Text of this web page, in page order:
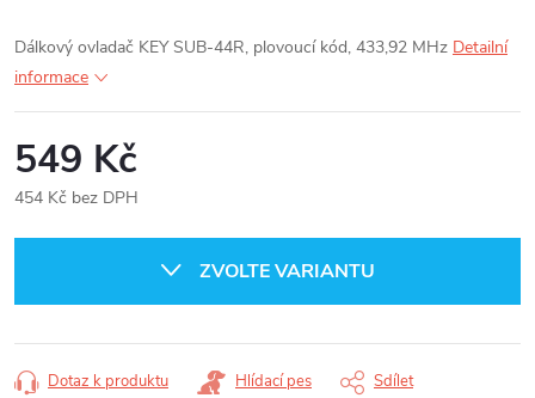
Dálkový ovladač KEY SUB-44R, plovoucí kód, 433,92 MHz Detailní
informace
549 Kč
454 Kč bez DPH
ZVOLTE VARIANTU
Dotaz k produktu Hlídací pes Sdílet